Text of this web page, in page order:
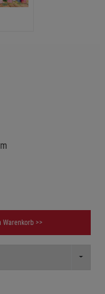
Warenkorb >>
Toggle